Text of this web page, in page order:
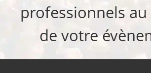
professionnels au
de votre